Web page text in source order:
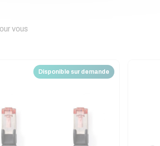
vous
Disponible sur demande